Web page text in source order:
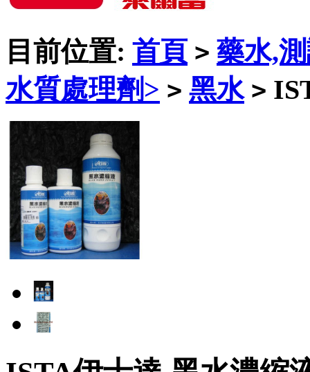
目前位置: 首頁 > 藥水,
水質處理劑> > 黑水 >